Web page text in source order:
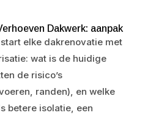
Dakwerk: aanpak
elke dakrenovatie met
wat is de huidige
de risico’s
randen), en welke
betere isolatie, een